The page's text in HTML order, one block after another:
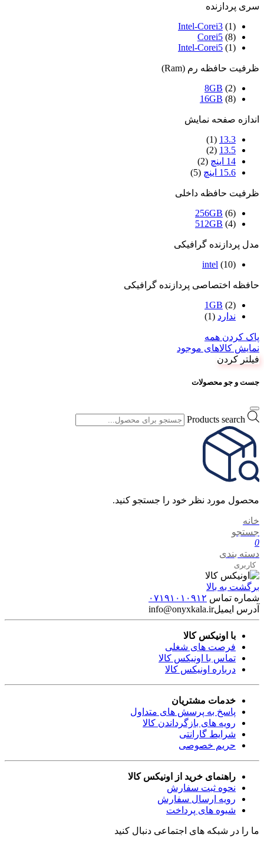
سری پردازنده
Intel-Corei3 (1)
Corei5 (8)
Intel-Corei5 (1)
ظرفیت حافظه رم (Ram)
8GB (2)
16GB (8)
اندازه صفحه نمایش
13.3
(1)
13.5
(2)
14 اینچ
(2)
15.6 اینچ
(5)
ظرفیت حافظه داخلی
256GB (6)
512GB (4)
مدل پردازنده گرافیکی
intel (10)
حافظه اختصاصی پردازنده گرافیکی
1GB (2)
ندارد (1)
پاک کردن همه
نمایش کالاهای موجود
فیلتر کردن
جست و جو محصولات
Products search
محصول مورد نظر خود را جستجو کنید.
خانه
جستجو
0
دسته بندی
کاربری
برگشت به بالا
شماره تماس ۰۷۱۹۱۰۱۰۹۱۲
آدرس ایمیلinfo@onyxkala.ir
با اونیکس کالا
فرصت های شغلی
تماس با اونیکس کالا
درباره اونیکس کالا
خدمات مشتریان
پاسخ به پرسش های متداول
رویه های بازگرداندن کالا
شرایط گارانتی
حریم خصوصی
راهنمای خرید از اونیکس کالا
نحوه ثبت سفارش
رویه ارسال سفارش
شیوه های پرداخت
ما را در شبکه های اجتماعی دنبال کنید